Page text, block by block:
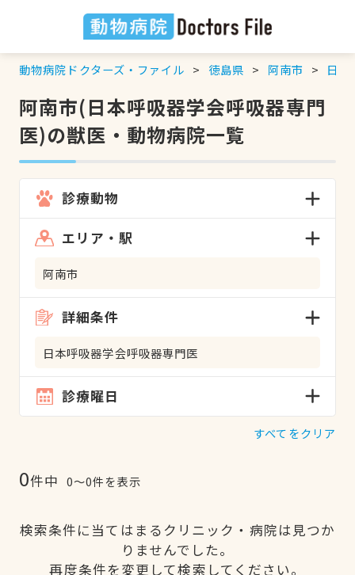
動物病院ドクターズ・ファイル 徳島県 阿南市 日本
阿南市(日本呼吸器学会呼吸器専門
医)の獣医・動物病院一覧
診療動物
エリア・駅
阿南市
詳細条件
日本呼吸器学会呼吸器専門医
診療曜日
すべてをクリア
0件中 0〜0件を表示
検索条件に当てはまるクリニック・病院は見つか
りませんでした。
再度条件を変更して検索してください。